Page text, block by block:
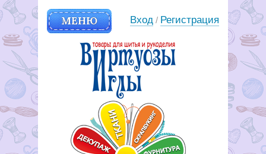
МЕНЮ Вход / Регистрация